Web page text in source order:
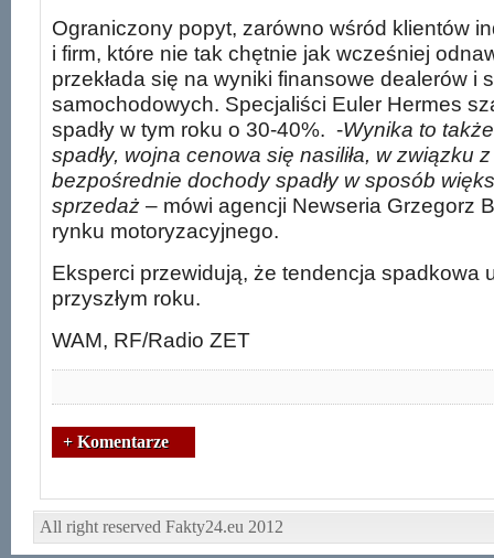
Ograniczony popyt, zarówno wśród klientów
i firm, które nie tak chętnie jak wcześniej
przekłada się na wyniki finansowe dealerów i
samochodowych. Specjaliści Euler Hermes
spadły w tym roku o 30-40%. -Wynika to
spadły, wojna cenowa się nasiliła, w związku
bezpośrednie dochody spadły w sposób
sprzedaż – mówi agencji Newseria Grzegorz
rynku motoryzacyjnego.
Eksperci przewidują, że tendencja spadkowa
przyszłym roku.
WAM, RF/Radio ZET
+ Komentarze
All right reserved Fakty24.eu 2012